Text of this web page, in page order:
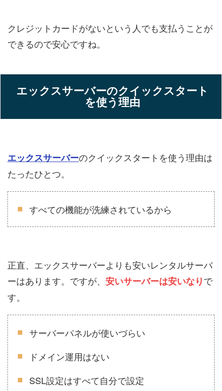
クレジットカードがないという人でも支払うことが
できるので安心ですね。
エックスサーバーのクイックスタート
を使う理由
エックスサーバーのクイックスタートを使う理由は
たったひとつ。
すべての機能が洗練されているから
正直、エックスサーバーよりも安いレンタルサーバ
ーはあります。ですが、 安いサーバーは安いなりで
す。
サーバーパネルが使いづらい
ドメイン運用はない
SSL設定はすべて自分で設定